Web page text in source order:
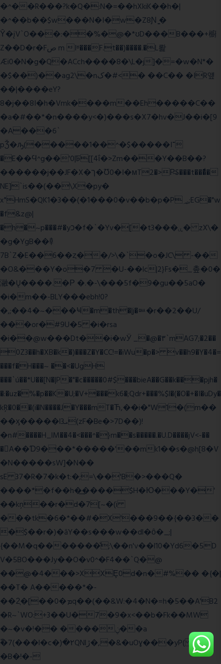
�^��R���?k�Q�:N�=��hXkiK��h�|
�^��b��$w���N�I�w�Z8Ɲ ͚�
Ŷ�įV`O���:��%�@�*ʊD���B���+櫥
Z��D�r�Fص m Iʶ���F.t��)����.�L뢅
Æi0�N�g�Q�ACch����8�\L�j]�=�w�N*�
�$��)��ag2\�nک�#<� ��C�� �IR얲
��|����eY?
8�j��8I�h�Vmk����m��Eh�����C��
�a�#��*�n����y<�)���s�X7�hv�J��i�[9
�A���6`
pǮ�ԡ(�����1��^�$�����I־
�E��Ϥ^g��'0|ꠓ[[4ΐ�>Zm���Y��B��?
������j��JF�X�ך�Ʊ0�I�мT2�>P̶S���t���ͩ�
NE]`is��(��\X�py�
x"HmS�QK1�3��(�1���0�v��b�p�P؃;EG�"w
�f&z@|
�h�~p���#�yכ�f�`�Yv�[�t3���ۑ� zX\�
�g�YgB��龺
7B`Z�E��6��ȥ��/>\�`�o�JC\ -��
�O&���Y�o�7 �U-��lc|2}Fs�_촢�0�
瀜�Ų����.�Ρ �.�-\���5f�9�gu��5aO�
�i�m��-BLY���ebh!0?
�,;��4�~���Ҹ�m�th�|j�ᇞ�r��2��U/
���or�#9U�5 �i�rsa
�i��@w���Dt��i�wӰ _�@�٣`mAG7;�2��
0Z3��h�XB�k�)���Z�Y�CC!=�iWu�p�> v��h9�Y�4�=
���f�H���~ ��<�UgH
���`ú��*U��[N�|P�"�c�����0#$���bieA��G��k���pjh�
�:�uz�%�p��K�U;�V+���k6�;Qdr+���%$l�(�O�+�I�uDy�
kŖ�0��(i�N����J�Y���mT�Ћ,��i�"W1�(m��
��ӽ�����l3ܝ(zF�Be�>7D��)!
�n#����H_lM��4�<���^�}m��s�����.�U.D����jV<-��
�A��Ɗ9���*�����'��mk1��s�@h[8�V
�N�����sW]�N��
sE 37�R�7�k�t:�;=\��'B�>���Q�
����*�f��h�͢����$H�Ю���Y�'
��kņ��r�d�7[~�(i
���tk�6�*��#�X'���9��{��3��
�$��r�)�āY��s���w��dl�ȏ�_;|
{��M�q�������̆;\��n'v��l10�Yd6�5D
V�5BO���Jy��O�v0^�F4��`Q�@
��@�4���>XXȨ0d�n�#%�� �{�|
��T� A�����*�-
��2͔�[��0�ܡq��(��&W:�4�N�=h�5��A'B2
�R~`WO:+3��U�7�9�x<��b�Fk��MW
�~�v�!�� ����ݧ��a
ّ�7(���l�c�)�۲QNlڙ�,�&�uOɣ���yP( z�D|
�B�!�-